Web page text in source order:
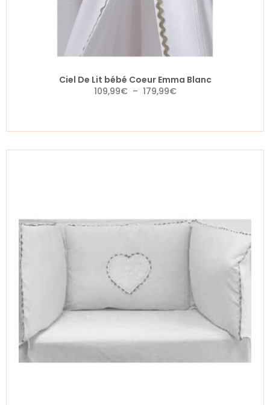
Ciel De Lit bébé Coeur Emma Blanc
109,99€ – 179,99€